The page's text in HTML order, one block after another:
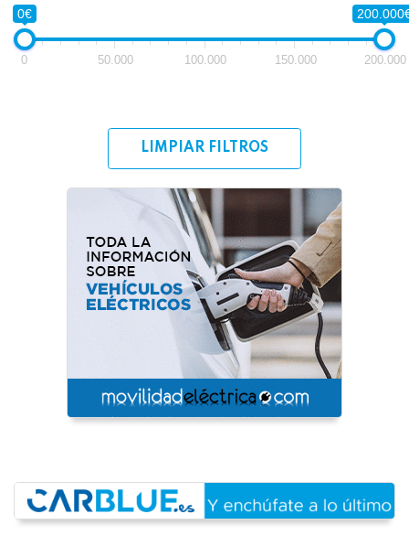
0€
0 50.000 100.000 150.000 200.000
LIMPIAR FILTROS